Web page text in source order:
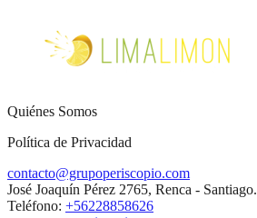
Quiénes Somos
Política de Privacidad
contacto@grupoperiscopio.com
José Joaquín Pérez 2765, Renca - Santiago.
Teléfono: +56228858626